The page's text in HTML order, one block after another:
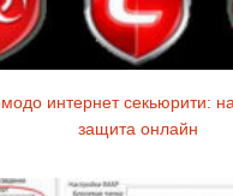
интернет секьюрити:
защита онлайн